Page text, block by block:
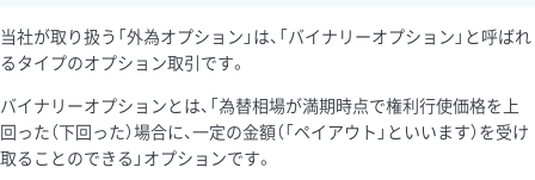
当社が取り扱う「外為オプション」は、「バイナリーオプション」と呼ばれ
るタイプのオプション取引です。
バイナリーオプションとは、「為替相場が満期時点で権利行使価格を上
回った（下回った）場合に、一定の金額（「ペイアウト」といいます）を受け
取ることのできる」オプションです。